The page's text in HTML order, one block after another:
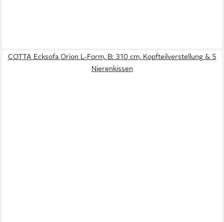
COTTA Ecksofa Orion L-Form, B: 310 cm, Kopfteilverstellung & 5
Nierenkissen